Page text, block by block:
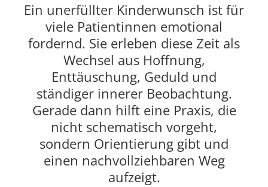
Ein unerfüllter Kinderwunsch ist für
viele Patientinnen emotional
fordernd. Sie erleben diese Zeit als
Wechsel aus Hoffnung,
Enttäuschung, Geduld und
ständiger innerer Beobachtung.
Gerade dann hilft eine Praxis, die
nicht schematisch vorgeht,
sondern Orientierung gibt und
einen nachvollziehbaren Weg
aufzeigt.